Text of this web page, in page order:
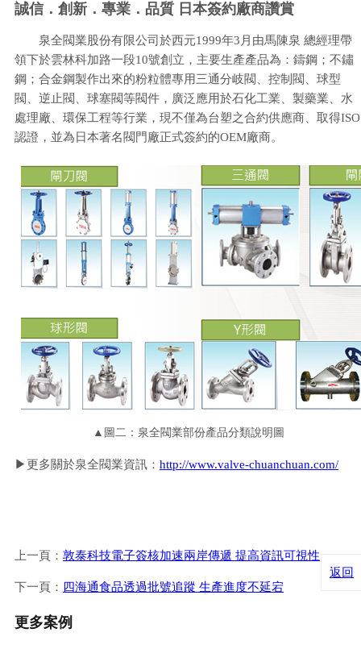
誠信．創新．專業．品質 日本簽約廠商讚賞
泉全閥業股份有限公司於西元1999年3月由馬陳泉 總經理帶
領下於雲林科加路一段10號創立，主要生產產品為：鑄鋼；不鏽
鋼；合金鋼製作出來的粉粒體專用三通分岐閥、控制閥、球型
閥、逆止閥、球塞閥等閥件，廣泛應用於石化工業、製藥業、水
處理廠、環保工程等行業，現不僅為台塑之合約供應商、取得ISO
認證，並為日本著名閥門廠正式簽約的OEM廠商。
▲圖二：泉全閥業部份產品分類說明圖
▶更多關於泉全閥業資訊： http://www.valve-chuanchuan.com/
上一頁： 敦泰科技電子簽核加速兩岸傳遞 提高資訊可視性
下一頁： 四海通食品透過批號追蹤 生產進度不延宕
返回
更多案例